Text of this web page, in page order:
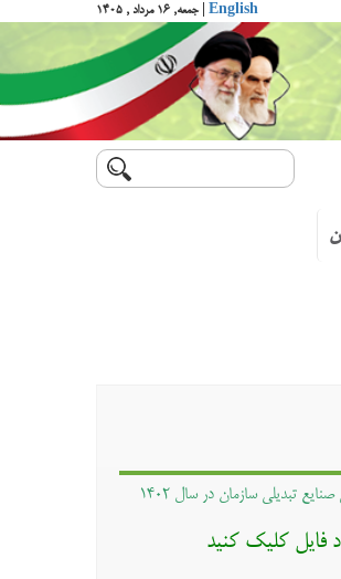
English | جمعه, ۱۶ مرداد , ۱۴۰۵
تبدیلی سازمان در سال ۱۴۰۲
فایل کلیک کنید